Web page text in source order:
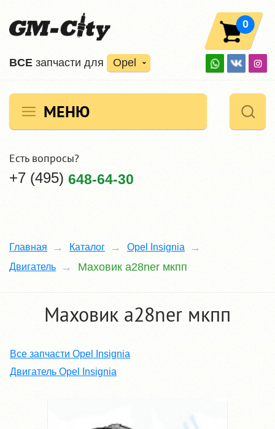
ВCE запчасти для Opel
0
МЕНЮ
Есть вопросы?
+7 (495) 648-64-30
Главная Каталог
Opel Insignia
Двигатель
Маховик a28ner мкпп
Маховик a28ner мкпп
Все запчасти Opel Insignia
Двигатель Opel Insignia